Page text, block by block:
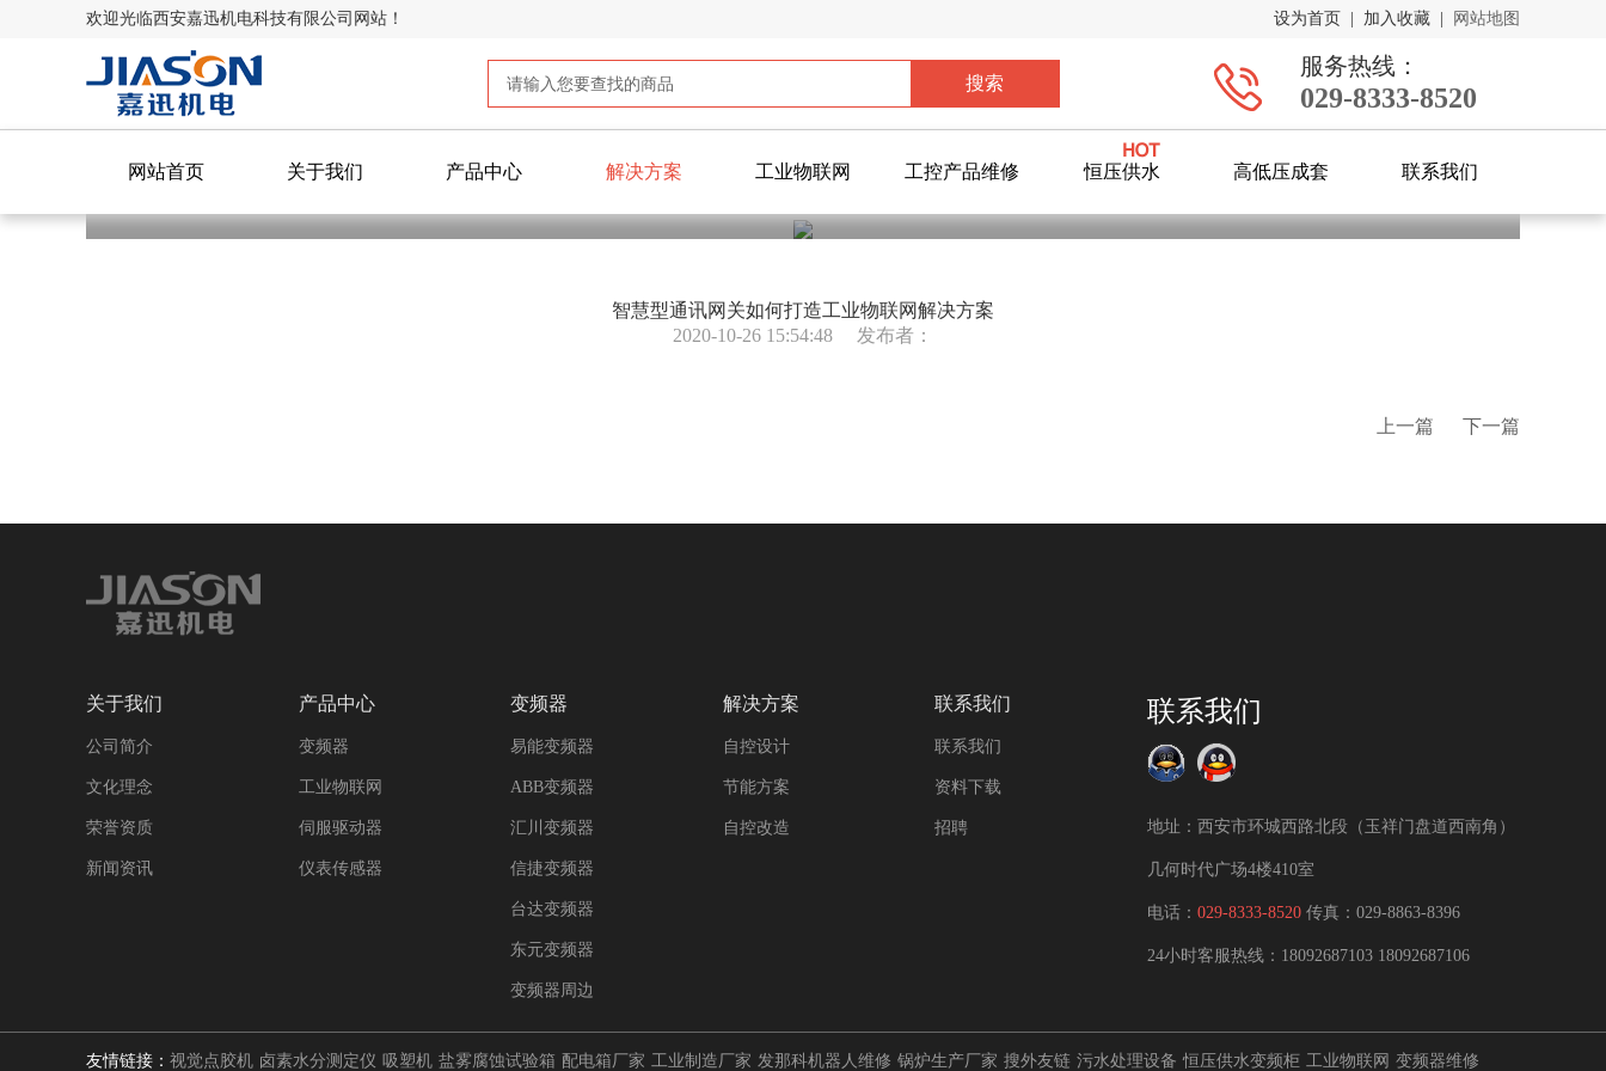
欢迎光临西安嘉迅机电科技有限公司网站！ 设为首页 加入收藏 网站地图
服务热线：
029-8333-8520
网站首页 关于我们 产品中心 解决方案 工业物联网 工控产品维修 恒压供水 高低压成套
联系我们
智慧型通讯网关如何打造工业物联网解决方案
2020-10-26 15:54:48
发布者：
上一篇 下一篇
关于我们
公司简介
文化理念
荣誉资质
新闻资讯
产品中心
变频器
工业物联网
伺服驱动器
仪表传感器
变频器
易能变频器
ABB变频器
汇川变频器
信捷变频器
台达变频器
东元变频器
变频器周边
解决方案
自控设计
节能方案
自控改造
联系我们
联系我们
资料下载
招聘
联系我们
地址：西安市环城西路北段（玉祥门盘道西南角）
几何时代广场4楼410室
电话： 029-8333-8520 传真：029-8863-8396
24小时客服热线： 18092687103 18092687106
友情链接： 视觉点胶机 卤素水分测定仪 吸塑机 盐雾腐蚀试验箱 配电箱厂家 工业制造厂家 发那科机器人维修 锅炉生产厂家 搜外友链 污水处理设备 恒压供水变频柜 工业物联网 变频器维修